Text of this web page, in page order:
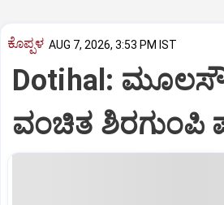
ಕೊಪ್ಪಳ AUG 7, 2026, 3:53 PM IST
Dotihal:
ವಂಚಿತ ಶಿರಗುಂಪಿ